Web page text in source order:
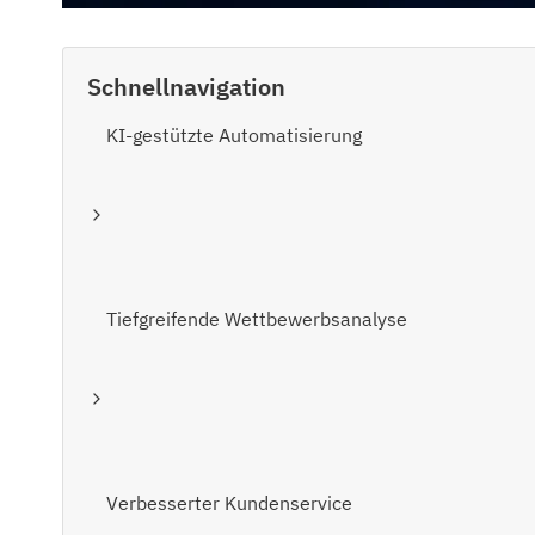
Schnellnavigation
KI-gestützte Automatisierung
Tiefgreifende Wettbewerbsanalyse
Verbesserter Kundenservice